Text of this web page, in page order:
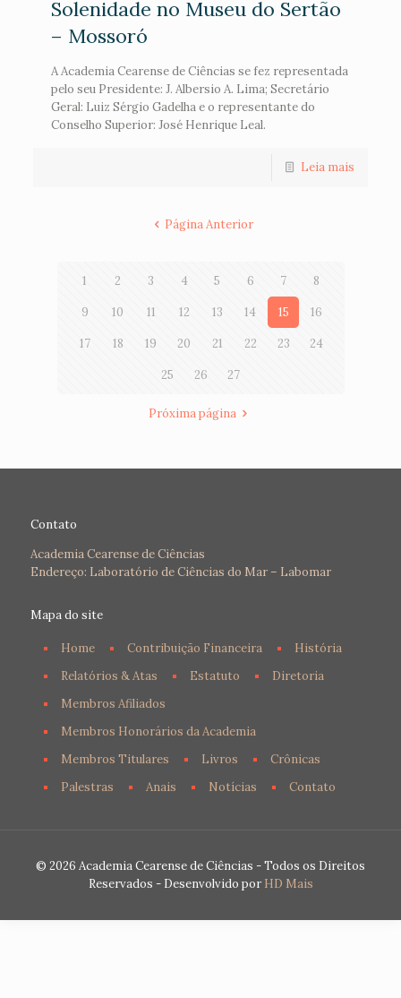
Solenidade no Museu do Sertão
– Mossoró
A Academia Cearense de Ciências se fez representada
pelo seu Presidente: J. Albersio A. Lima; Secretário
Geral: Luiz Sérgio Gadelha e o representante do
Conselho Superior: José Henrique Leal.
Leia mais
Página Anterior
1 2 3 4 5 6 7 8
9 10 11 12 13 14 15 16
17 18 19 20 21 22 23 24
25 26 27
Próxima página
Contato
Academia Cearense de Ciências
Endereço: Laboratório de Ciências do Mar – Labomar
Mapa do site
Home Contribuição Financeira
História
Relatórios & Atas
Estatuto
Diretoria
Membros Afiliados
Membros Honorários da Academia
Membros Titulares
Livros
Crônicas
Palestras
Anais Notícias Contato
© 2026 Academia Cearense de Ciências - Todos os Direitos
Reservados - Desenvolvido por HD Mais